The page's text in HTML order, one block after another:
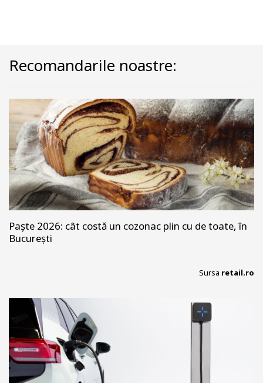
Recomandarile noastre:
Paște 2026: cât costă un cozonac plin cu de toate, în
București
Sursa retail.ro